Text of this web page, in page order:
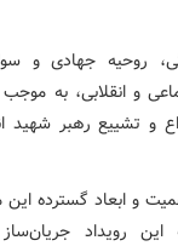
روحیه جهادی و
و انقلابی، به
و تشییع رهبر شهید
و ابعاد گسترده
رویداد